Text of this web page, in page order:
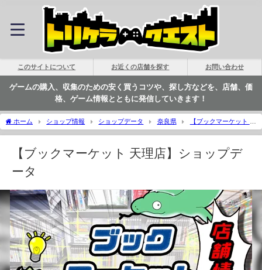
このサイトについて お近くの店舗を探す お問い合わせ
ゲームの購入、収集のための安く買うコツや、探し方などを、店舗、価
格、ゲーム情報とともに発信していきます！
ホーム ショップ情報 ショップデータ 奈良県
【ブックマーケット 天
理店】ショップデータ | トリケラクエスト
【ブックマーケット 天理店】ショップデ
ータ